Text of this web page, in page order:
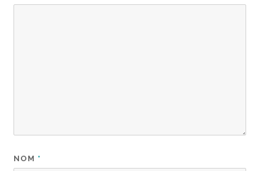
NOM *